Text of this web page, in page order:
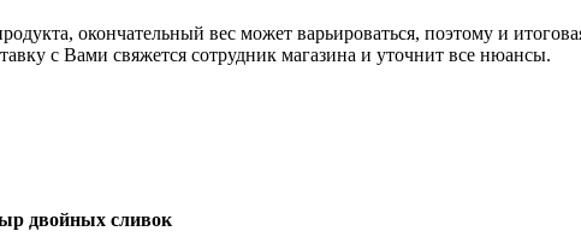
окончательный вес может варьироваться, поэтому и
с Вами свяжется сотрудник магазина и уточнит все нюансы.
двойных сливок